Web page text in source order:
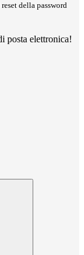
della password
posta elettronica!